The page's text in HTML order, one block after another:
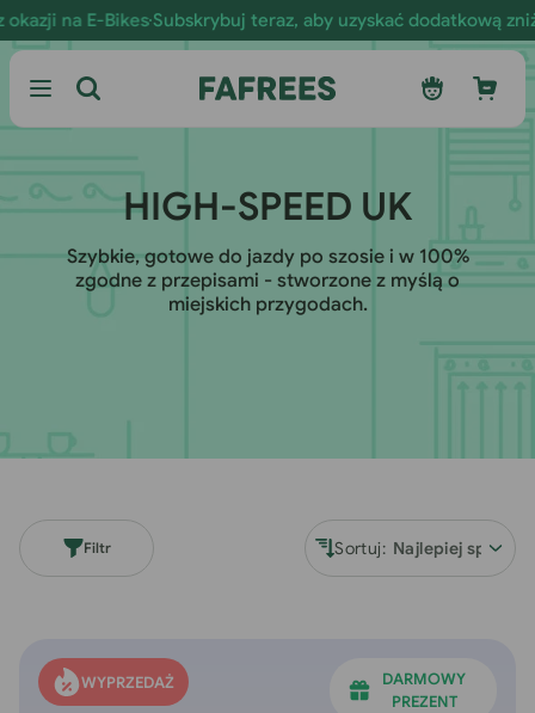
do
treści
na E-BikesSubskrybuj teraz, aby uzyskać dodatkową
Zaloguj
się
Wózek
K
O
L
A
:
HIGH-SPEED UK
Szybkie, gotowe do jazdy po szosie i w 100%
zgodne z przepisami - stworzone z myślą o
miejskich przygodach.
Filtr Sortuj:
WYPRZEDAŻ
DARMOWY
PREZENT